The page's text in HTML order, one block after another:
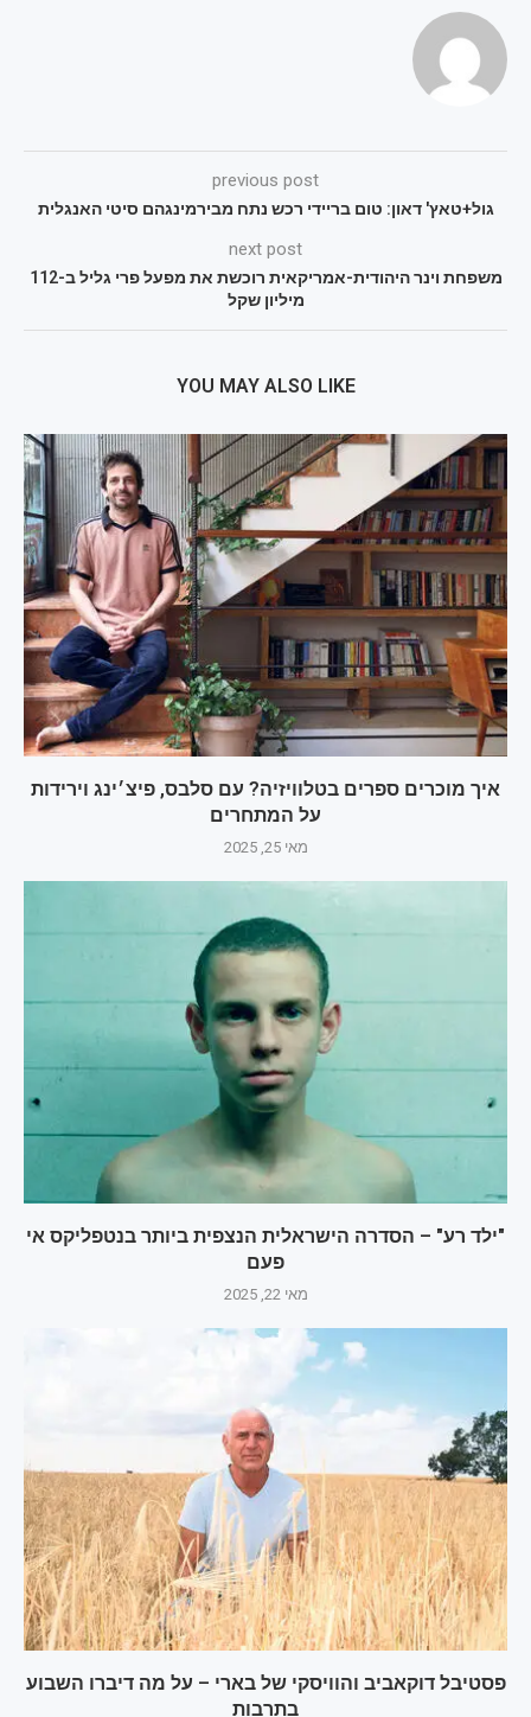
previous post
גול+טאץ' דאון: טום בריידי רכש נתח מבירמינגהם סיטי האנגלית
next post
משפחת וינר היהודית-אמריקאית רוכשת את מפעל פרי גליל ב-112
מיליון שקל
YOU MAY ALSO LIKE
איך מוכרים ספרים בטלוויזיה? עם סלבס, פיצ׳ינג וירידות
על המתחרים
מאי 25, 2025
"ילד רע" – הסדרה הישראלית הנצפית ביותר בנטפליקס אי
פעם
מאי 22, 2025
פסטיבל דוקאביב והוויסקי של בארי – על מה דיברו השבוע
בתרבות